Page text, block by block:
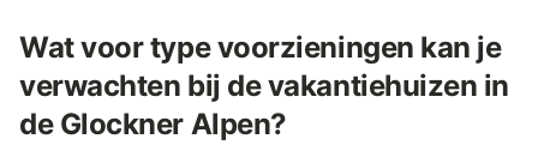
Wat voor type voorzieningen kan je
verwachten bij de vakantiehuizen in
de Glockner Alpen?